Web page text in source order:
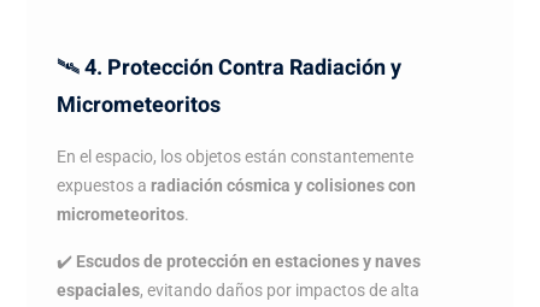
🛰️4. Protección Contra Radiación y
Micrometeoritos
En el espacio, los objetos están constantemente
expuestos a radiación cósmica y colisiones con
micrometeoritos.
✔️ Escudos de protección en estaciones y naves
espaciales, evitando daños por impactos de alta